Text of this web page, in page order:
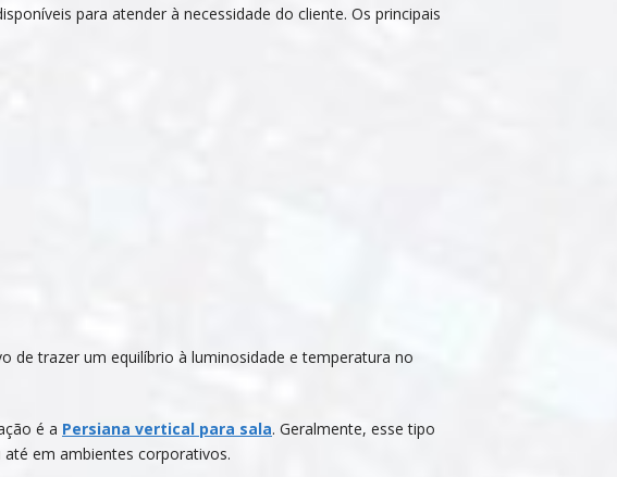
para atender à necessidade do cliente. Os principais
de trazer um equilíbrio à luminosidade e temperatura no
é a Persiana vertical para sala. Geralmente, esse tipo
em ambientes corporativos.